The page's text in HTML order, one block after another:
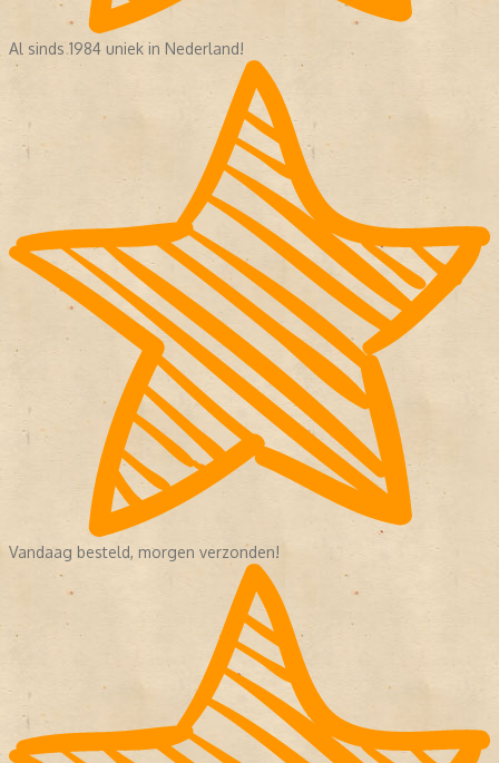
Al sinds 1984 uniek in Nederland!
Vandaag besteld, morgen verzonden!